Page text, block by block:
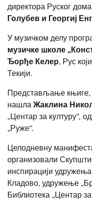
директора Руског
Голубев и Георгиј
У музичком делу
музичке школе
Ђорђе Келер, Рус
Текији.
Представљање књиге,
нашла Жаклина
„Центар за културу“,
„Руже“.
Целодневну
организовали
инспирацији
Кладово, удружење
Библиотека „Центар